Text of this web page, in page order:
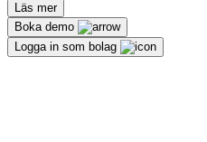
Läs mer
Boka demo
Logga in som bolag